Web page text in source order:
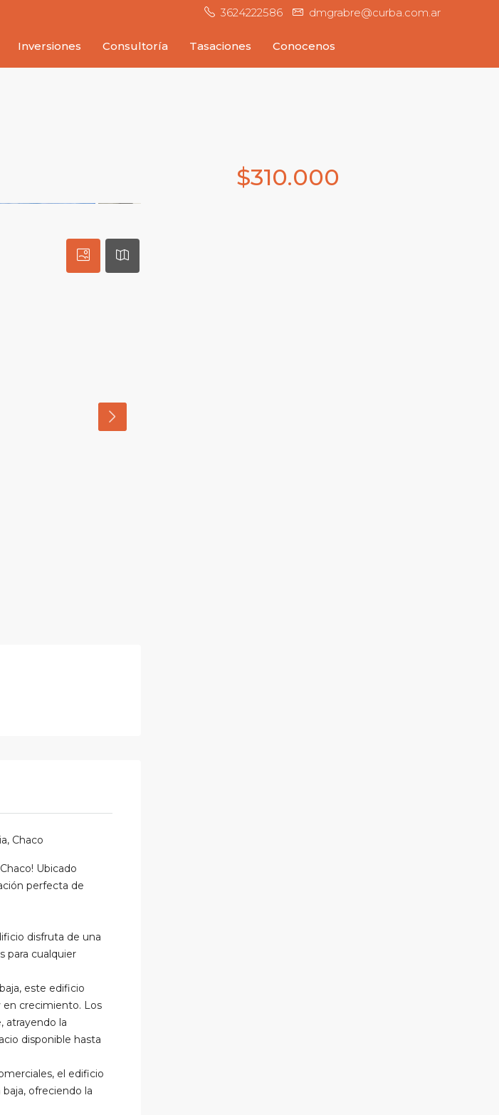
3624222586 dmgrabre@curba.com.ar
Inversiones Consultoría Tasaciones Conocenos
$310.000
Chaco
Ubicado
perfecta de
disfruta de una
para cualquier
este edificio
crecimiento. Los
atrayendo la
disponible hasta
el edificio
ofreciendo la